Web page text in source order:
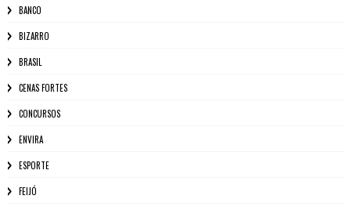
BANCO
BIZARRO
BRASIL
CENAS FORTES
CONCURSOS
ENVIRA
ESPORTE
FEIJÓ